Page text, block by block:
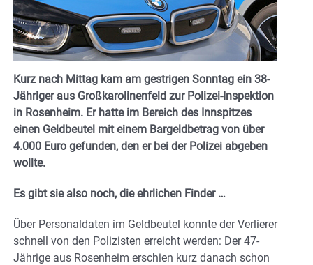
Kurz nach Mittag kam am gestrigen Sonntag ein 38-
Jähriger aus Großkarolinenfeld zur Polizei-Inspektion
in Rosenheim. Er hatte im Bereich des Innspitzes
einen Geldbeutel mit einem Bargeldbetrag von über
4.000 Euro gefunden, den er bei der Polizei abgeben
wollte.
Es gibt sie also noch, die ehrlichen Finder …
Über Personaldaten im Geldbeutel konnte der Verlierer
schnell von den Polizisten erreicht werden: Der 47-
Jährige aus Rosenheim erschien kurz danach schon